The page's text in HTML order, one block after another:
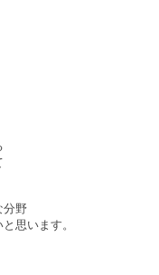
分野
思います。